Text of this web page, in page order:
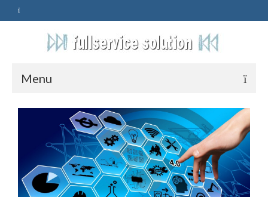
Menu
HOME
ASSISTENZA
POLITICA